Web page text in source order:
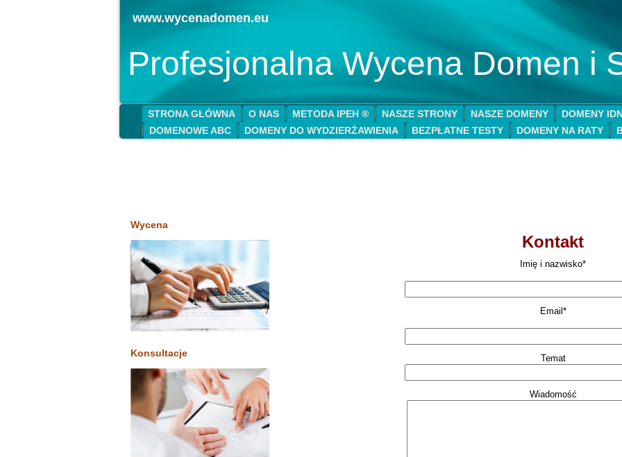
Profesjonalna Wycena Domen i
www.wycenadomen.eu
STRONA GŁÓWNA O NAS METODA IPEH ® NASZE STRONY NASZE DOMENY
DOMENY
DOMENOWE ABC
DOMENY DO WYDZIERŻAWIENIA BEZPŁATNE TESTY DOMENY NA RATY
Wycena
Konsultacje
Kontakt
Imię i nazwisko*
Email*
Temat
Wiadomość